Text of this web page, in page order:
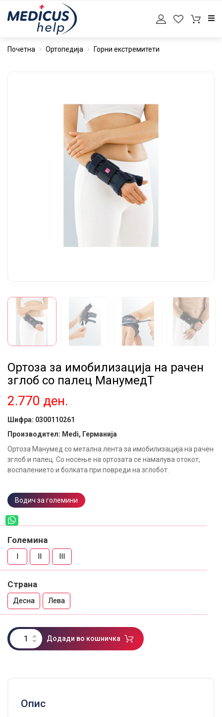
Почетна Ортопедија Горни екстремитети
Ортоза за имобилизација на рачен
зглоб со палец МанумедТ
2.770 ден.
Шифра: 0300110261
Производител: Medi, Германија
Ортоза Манумед со метална лента за имобилизација на рачен
зглоб и палец. Со носење на ортозата се намалува отокот,
воспалението и болката при повреди на зглобот.
Водич за големини
Големина
I II III
Страна
Десна Лева
Додади во кошничка
Опис